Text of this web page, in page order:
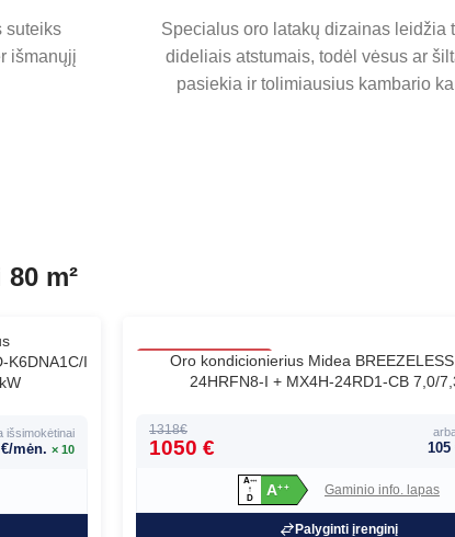
suteiks
išmanųjį
Specialus oro latakų dizainas leidžia
dideliais atstumais, todėl vėsus ar
pasiekia ir tolimiausius kambario
m²
K6DNA1C/I
išsimokėtinai
mėn. × 10
80
Oro kondicionierius Midea
24HRFN8-I + MX4H-24RD1-CB 7,0/
1318€
1050 € 105
A+++
↑
D
A++ Gaminio info. lapas
Palyginti įrenginį